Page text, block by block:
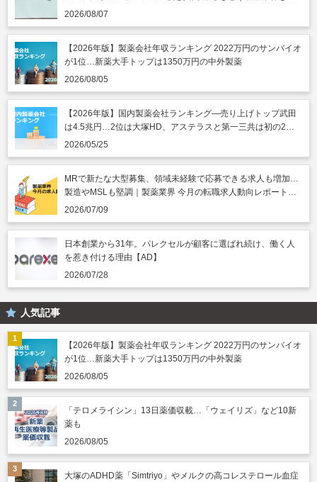
うのニュースまとめ読み（2026年8月7日）
2026/08/07
【2026年版】製薬会社年収ランキング 2022万円のサンバイオ
が1位…新薬大手トップは1350万円の中外製薬
2026/08/05
【2026年版】国内製薬会社ランキング―売り上げトップ武田
は4.5兆円…2位は大塚HD、アステラスと第一三共は初の2兆
円突破
2026/05/25
MRで新たな大型募集、領域未経験で応募できる求人も増加…
製造やMSLも堅調｜製薬業界 今月の転職求人動向レポート
（2026年7月）
2026/07/09
日本創業から31年。パレクセルが顧客に選ばれ続け、働く人
を惹き付ける理由【AD】
2026/07/28
人気記事
【2026年版】製薬会社年収ランキング 2022万円のサンバイオ
が1位…新薬大手トップは1350万円の中外製薬
2026/08/05
「テロメライシン」13日薬価収載…「ウェイリズ」など10新
薬も
2026/08/05
大塚のADHD薬「Simtriyo」やメルクの高コレステロール血症